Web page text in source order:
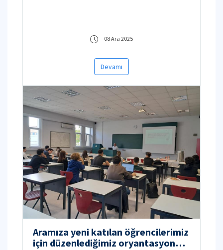
08 Ara 2025
Devamı
Aramıza yeni katılan öğrencilerimiz
için düzenlediğimiz oryantasyonu